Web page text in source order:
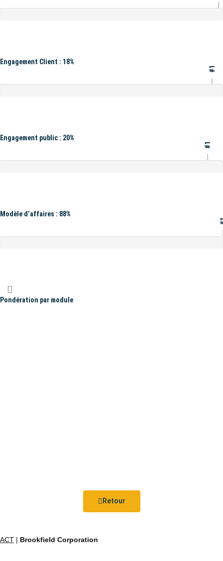
Engagement Client : 18%
#1
Engagement public : 20%
#1
Modèle d’affaires : 88%
Pondération par module
Retour
ACT | Brookfield Corporation